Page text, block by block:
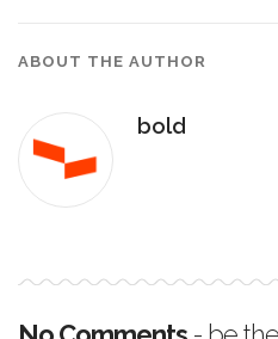
ABOUT THE AUTHOR
bold